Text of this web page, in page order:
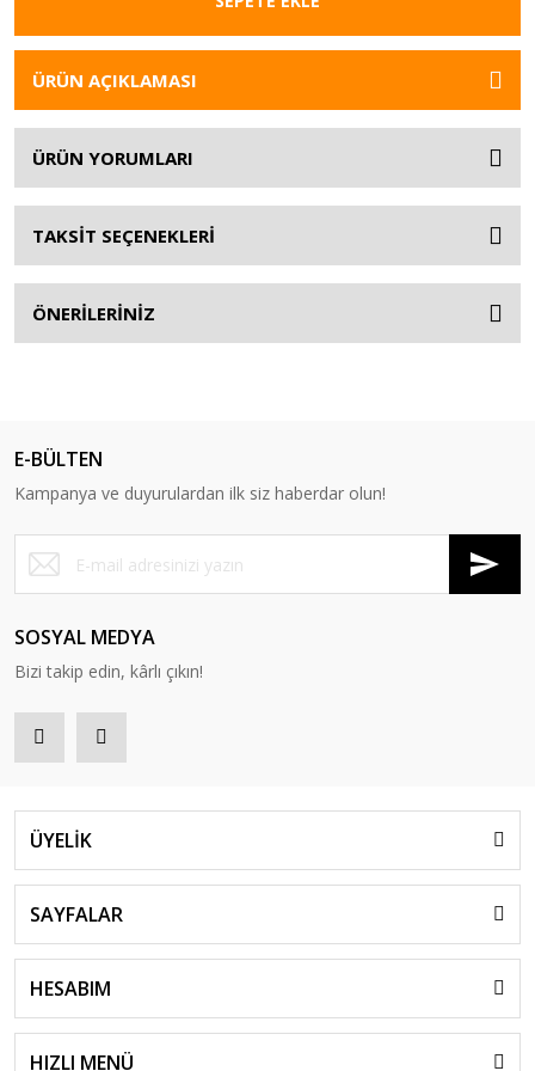
ÜRÜN AÇIKLAMASI
ÜRÜN YORUMLARI
TAKSİT SEÇENEKLERİ
ÖNERİLERİNİZ
E-BÜLTEN
Kampanya ve duyurulardan ilk siz haberdar olun!
SOSYAL MEDYA
Bizi takip edin, kârlı çıkın!
ÜYELİK
SAYFALAR
HESABIM
HIZLI MENÜ